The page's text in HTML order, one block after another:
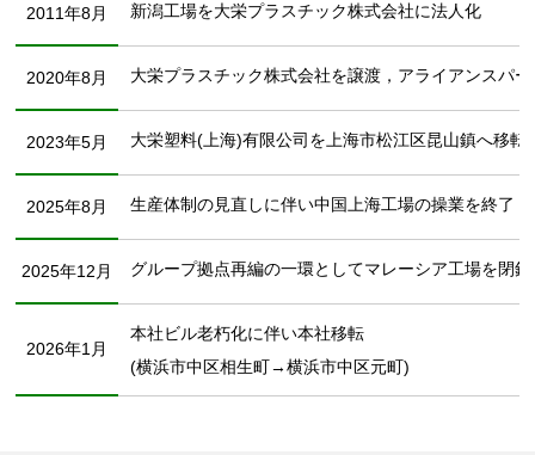
2011年8月 新潟工場を大栄プラスチック株式会社に法人化
2020年8月 大栄プラスチック株式会社を譲渡，アライアンスパ
2023年5月 大栄塑料(上海)有限公司を上海市松江区昆山鎮へ移転
2025年8月 生産体制の見直しに伴い中国上海工場の操業を終了
2025年12月 グループ拠点再編の一環としてマレーシア工場を閉鎖
2026年1月
本社ビル老朽化に伴い本社移転
(横浜市中区相生町→横浜市中区元町)